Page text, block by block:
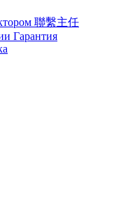
聯繫主任
Гарантия